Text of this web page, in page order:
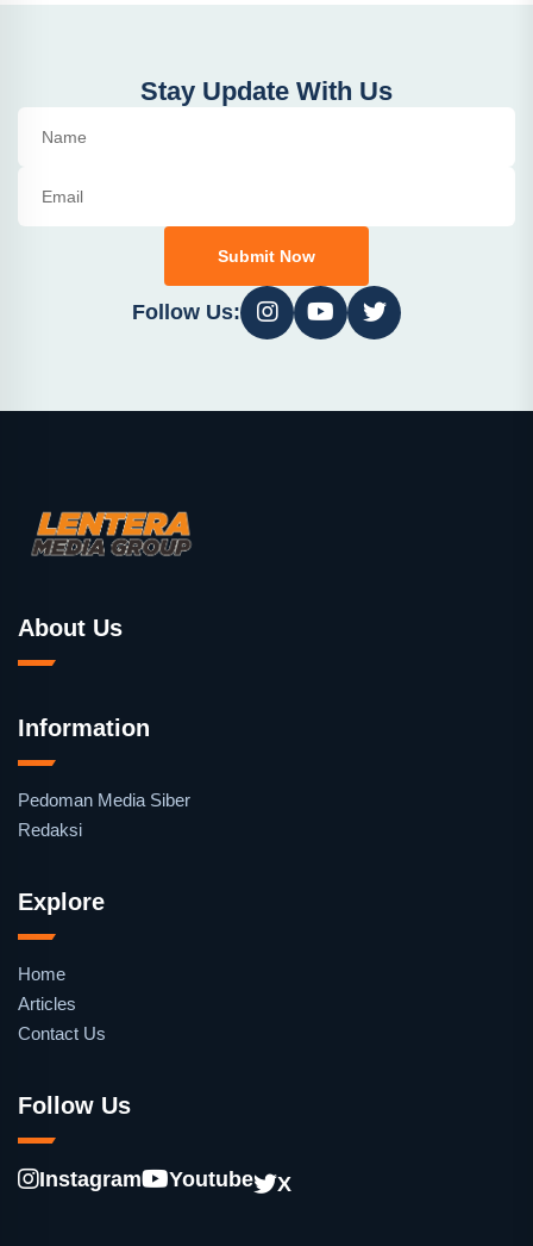
Stay Update With Us
Submit Now
Follow Us:
About Us
Information
Pedoman Media Siber
Redaksi
Explore
Home
Articles
Contact Us
Follow Us
Instagram Youtube X